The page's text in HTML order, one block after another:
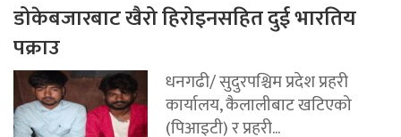
डोकेबजारबाट खैरो हिरोइनसहित दुई भारतिय
पक्राउ
धनगढी/ सुदुरपश्चिम प्रदेश प्रहरी
कार्यालय, कैलालीबाट खटिएको
(पिआइटी) र प्रहरी...